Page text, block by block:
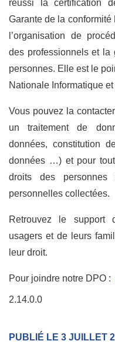
réussi la certification
Garante de la
l’organisation de
des professionnels et la
personnes. Elle est le
Nationale Informatique
Vous pouvez la
un traitement de
données, constitution
données …) et pour
droits des
personnelles collectées.
Retrouvez le support
usagers et de leurs
leur droit.
Pour joindre notre DPO :
2.14.0.0
PUBLIÉ LE 3 JUILLET